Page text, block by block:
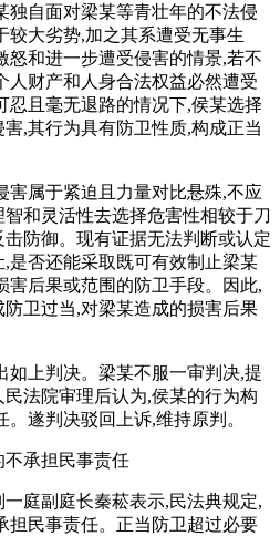
独自面对梁某等青壮年的不法侵
较大劣势,加之其系遭受无事生
怒和进一步遭受侵害的情景,若不
人财产和人身合法权益必然遭受
忍且毫无退路的情况下,侯某选择
,其行为具有防卫性质,构成正当
害属于紧迫且力量对比悬殊,不应
和灵活性去选择危害性相较于刀
防御。现有证据无法判断或认定
是否还能采取既可有效制止梁某
害后果或范围的防卫手段。因此,
卫过当,对梁某造成的损害后果
如上判决。梁某不服一审判决,提
法院审理后认为,侯某的行为构
遂判决驳回上诉,维持原判。
不承担民事责任
庭副庭长秦菘表示,民法典规定,
担民事责任。正当防卫超过必要